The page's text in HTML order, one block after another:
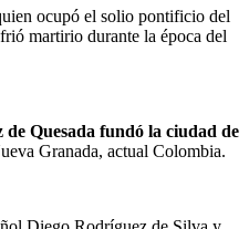
ocupó el solio pontificio del
martirio durante la época del
de Quesada fundó la ciudad de
Granada, actual Colombia.